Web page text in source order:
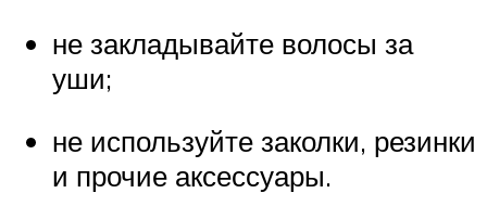
не закладывайте волосы за
уши;
не используйте заколки, резинки
и прочие аксессуары.